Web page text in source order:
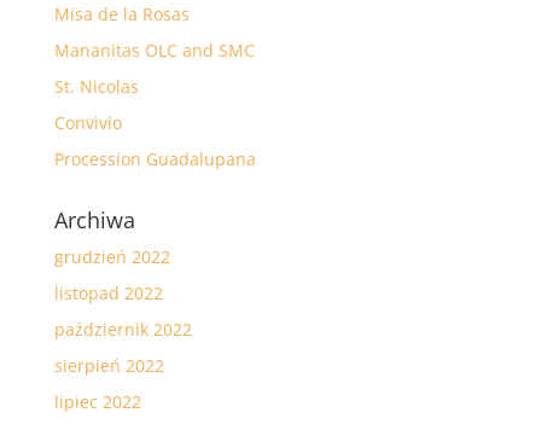
Misa de la Rosas
Mananitas OLC and SMC
St. Nicolas
Convivio
Procession Guadalupana
Archiwa
grudzień 2022
listopad 2022
październik 2022
sierpień 2022
lipiec 2022